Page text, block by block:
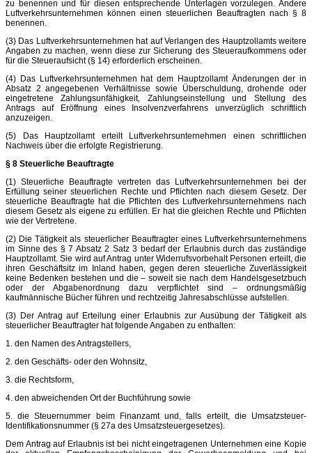
zu benennen und für diesen entsprechende Unterlagen vorzulegen. Andere
Luftverkehrsunternehmen können einen steuerlichen Beauftragten nach § 8
benennen.
(3) Das Luftverkehrsunternehmen hat auf Verlangen des Hauptzollamts weitere
Angaben zu machen, wenn diese zur Sicherung des Steueraufkommens oder
für die Steueraufsicht (§ 14) erforderlich erscheinen.
(4) Das Luftverkehrsunternehmen hat dem Hauptzollamt Änderungen der in
Absatz 2 angegebenen Verhältnisse sowie Überschuldung, drohende oder
eingetretene Zahlungsunfähigkeit, Zahlungseinstellung und Stellung des
Antrags auf Eröffnung eines Insolvenzverfahrens unverzüglich schriftlich
anzuzeigen.
(5) Das Hauptzollamt erteilt Luftverkehrsunternehmen einen schriftlichen
Nachweis über die erfolgte Registrierung.
§ 8 Steuerliche Beauftragte
(1) Steuerliche Beauftragte vertreten das Luftverkehrsunternehmen bei der
Erfüllung seiner steuerlichen Rechte und Pflichten nach diesem Gesetz. Der
steuerliche Beauftragte hat die Pflichten des Luftverkehrsunternehmens nach
diesem Gesetz als eigene zu erfüllen. Er hat die gleichen Rechte und Pflichten
wie der Vertretene.
(2) Die Tätigkeit als steuerlicher Beauftragter eines Luftverkehrsunternehmens
im Sinne des § 7 Absatz 2 Satz 3 bedarf der Erlaubnis durch das zuständige
Hauptzollamt. Sie wird auf Antrag unter Widerrufsvorbehalt Personen erteilt, die
ihren Geschäftsitz im Inland haben, gegen deren steuerliche Zuverlässigkeit
keine Bedenken bestehen und die – soweit sie nach dem Handelsgesetzbuch
oder der Abgabenordnung dazu verpflichtet sind – ordnungsmäßig
kaufmännische Bücher führen und rechtzeitig Jahresabschlüsse aufstellen.
(3) Der Antrag auf Erteilung einer Erlaubnis zur Ausübung der Tätigkeit als
steuerlicher Beauftragter hat folgende Angaben zu enthalten:
1. den Namen des Antragstellers,
2. den Geschäfts- oder den Wohnsitz,
3. die Rechtsform,
4. den abweichenden Ort der Buchführung sowie
5. die Steuernummer beim Finanzamt und, falls erteilt, die Umsatzsteuer-
Identifikationsnummer (§ 27a des Umsatzsteuergesetzes).
Dem Antrag auf Erlaubnis ist bei nicht eingetragenen Unternehmen eine Kopie